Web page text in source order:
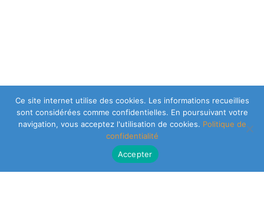
Ce site internet utilise des cookies. Les informations recueillies
sont considérées comme confidentielles. En poursuivant votre
navigation, vous acceptez l'utilisation de cookies. Politique de
confidentialité
Accepter